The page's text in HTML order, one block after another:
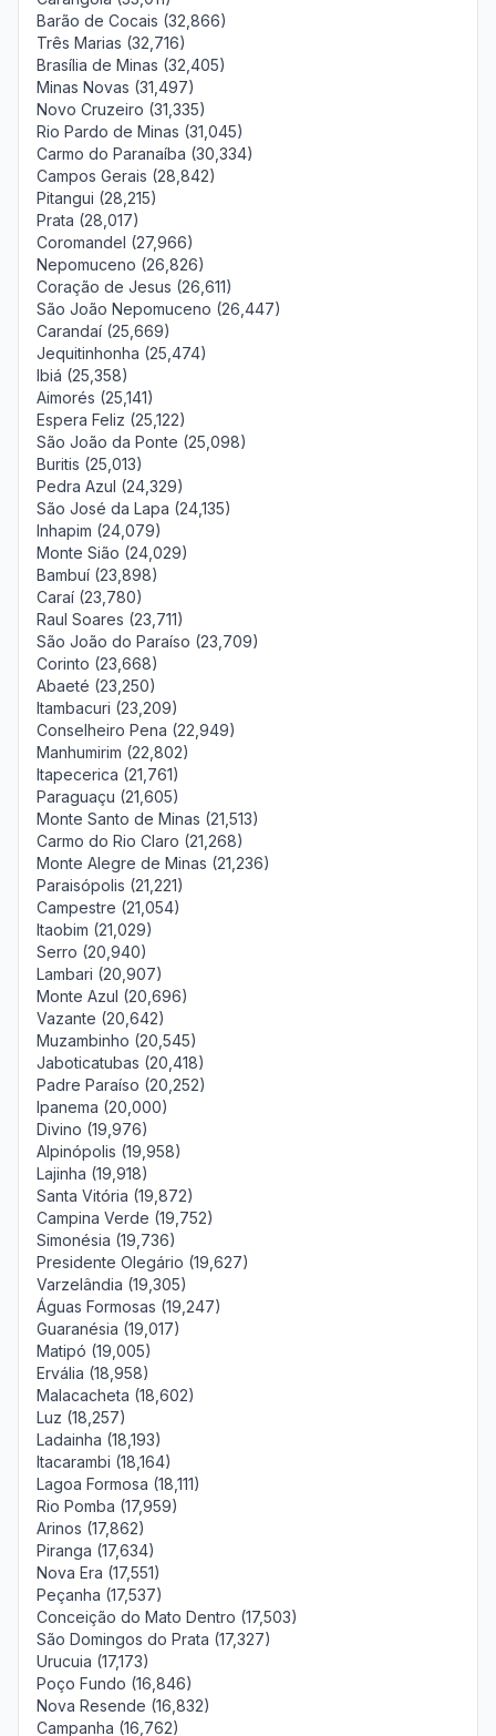
Barão de Cocais (32,866)
Três Marias (32,716)
Brasília de Minas (32,405)
Minas Novas (31,497)
Novo Cruzeiro (31,335)
Rio Pardo de Minas (31,045)
Carmo do Paranaíba (30,334)
Campos Gerais (28,842)
Pitangui (28,215)
Prata (28,017)
Coromandel (27,966)
Nepomuceno (26,826)
Coração de Jesus (26,611)
São João Nepomuceno (26,447)
Carandaí (25,669)
Jequitinhonha (25,474)
Ibiá (25,358)
Aimorés (25,141)
Espera Feliz (25,122)
São João da Ponte (25,098)
Buritis (25,013)
Pedra Azul (24,329)
São José da Lapa (24,135)
Inhapim (24,079)
Monte Sião (24,029)
Bambuí (23,898)
Caraí (23,780)
Raul Soares (23,711)
São João do Paraíso (23,709)
Corinto (23,668)
Abaeté (23,250)
Itambacuri (23,209)
Conselheiro Pena (22,949)
Manhumirim (22,802)
Itapecerica (21,761)
Paraguaçu (21,605)
Monte Santo de Minas (21,513)
Carmo do Rio Claro (21,268)
Monte Alegre de Minas (21,236)
Paraisópolis (21,221)
Campestre (21,054)
Itaobim (21,029)
Serro (20,940)
Lambari (20,907)
Monte Azul (20,696)
Vazante (20,642)
Muzambinho (20,545)
Jaboticatubas (20,418)
Padre Paraíso (20,252)
Ipanema (20,000)
Divino (19,976)
Alpinópolis (19,958)
Lajinha (19,918)
Santa Vitória (19,872)
Campina Verde (19,752)
Simonésia (19,736)
Presidente Olegário (19,627)
Varzelândia (19,305)
Águas Formosas (19,247)
Guaranésia (19,017)
Matipó (19,005)
Ervália (18,958)
Malacacheta (18,602)
Luz (18,257)
Ladainha (18,193)
Itacarambi (18,164)
Lagoa Formosa (18,111)
Rio Pomba (17,959)
Arinos (17,862)
Piranga (17,634)
Nova Era (17,551)
Peçanha (17,537)
Conceição do Mato Dentro (17,503)
São Domingos do Prata (17,327)
Urucuia (17,173)
Poço Fundo (16,846)
Nova Resende (16,832)
Campanha (16,762)